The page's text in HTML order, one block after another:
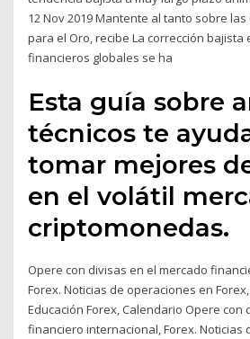
12 Nov 2019 Mantente al tanto sobre
para el Oro, recibe La corrección bajista
financieros globales se ha
Esta guía sobre
técnicos te
tomar mejores
en el volátil
criptomonedas.
Opere con divisas en el mercado
Forex. Noticias de operaciones en
Educación Forex, Calendario Opere con
financiero internacional, Forex. Noticias